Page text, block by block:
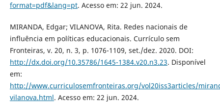
format=pdf&lang=pt. Acesso em: 22 jun. 2024.
MIRANDA, Edgar; VILANOVA, Rita. Redes nacionais de
influência em políticas educacionais. Currículo sem
Fronteiras, v. 20, n. 3, p. 1076-1109, set./dez. 2020. DOI:
http://dx.doi.org/10.35786/1645-1384.v20.n3.23. Disponível
em:
http://www.curriculosemfronteiras.org/vol20iss3articles/
vilanova.html. Acesso em: 22 jun. 2024.